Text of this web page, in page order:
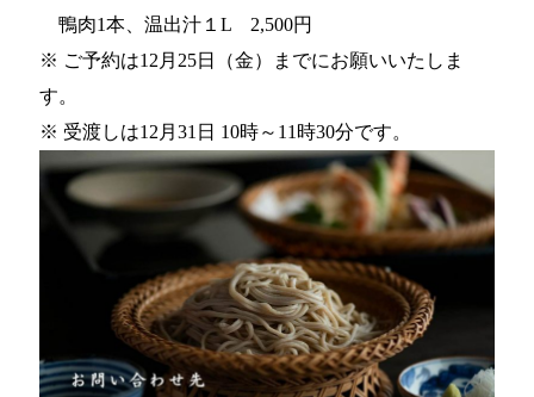
鴨肉1本、温出汁１L 2,500円
※ ご予約は12月25日（金）までにお願いいたしま
す。
※ 受渡しは12月31日 10時～11時30分です。